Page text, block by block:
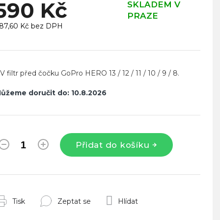
Kč
SKLADEM V
PRAZE
Kč bez DPH
doručit do: 10.8.2026
Přidat do košíku
filtr před čočku GoPro HERO 13 / 12 / 11 / 10 / 9 / 8.
Tisk Zeptat se Hlídat